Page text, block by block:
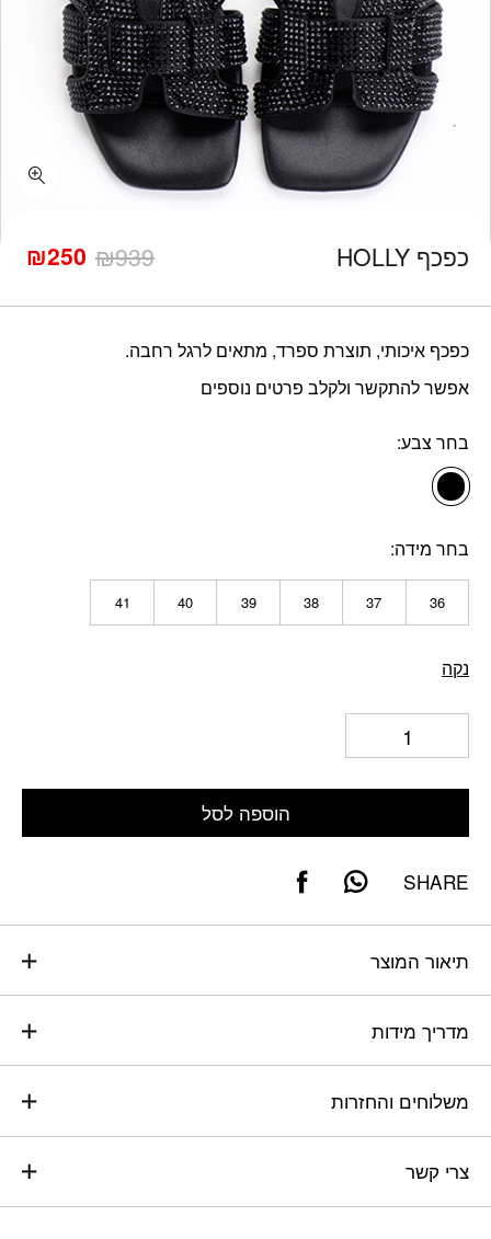
כפכף HOLLY ₪939
המחיר
המקורי
₪939.
₪250 המחיר
הנוכחי
₪250.
כפכף איכותי, תוצרת ספרד, מתאים לרגל רחבה.
אפשר להתקשר ולקלב פרטים נוספים
בחר צבע
בחר מידה
36
37
38
39
40
41
נקה
הוספה לסל
SHARE
תיאור המוצר
מדריך מידות
משלוחים והחזרות
צרי קשר